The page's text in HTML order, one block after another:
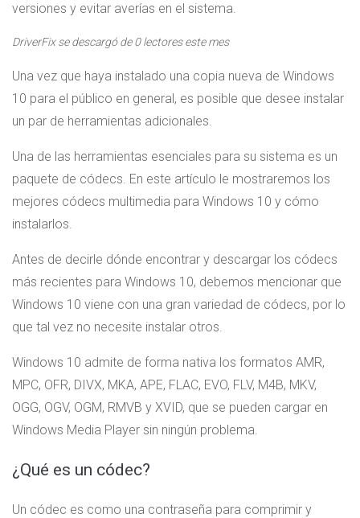
versiones y evitar averías en el sistema.
DriverFix se descargó de0lectores este mes
Una vez que haya instalado una copia nueva de Windows
10 para el público en general, es posible que desee instalar
un par de herramientas adicionales.
Una de las herramientas esenciales para su sistema es un
paquete de códecs. En este artículo le mostraremos los
mejores códecs multimedia para Windows 10 y cómo
instalarlos.
Antes de decirle dónde encontrar y descargar los códecs
más recientes para Windows 10, debemos mencionar que
Windows 10 viene con una gran variedad de códecs, por lo
que tal vez no necesite instalar otros.
Windows 10 admite de forma nativa los formatos AMR,
MPC, OFR, DIVX, MKA, APE, FLAC, EVO, FLV, M4B, MKV,
OGG, OGV, OGM, RMVB y XVID, que se pueden cargar en
Windows Media Player sin ningún problema.
¿Qué es un códec?
Un códec es como una contraseña para comprimir y